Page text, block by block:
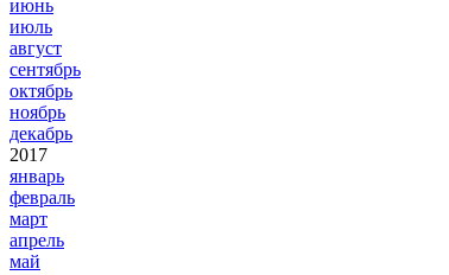
июнь
июль
август
сентябрь
октябрь
ноябрь
декабрь
2017
январь
февраль
март
апрель
май